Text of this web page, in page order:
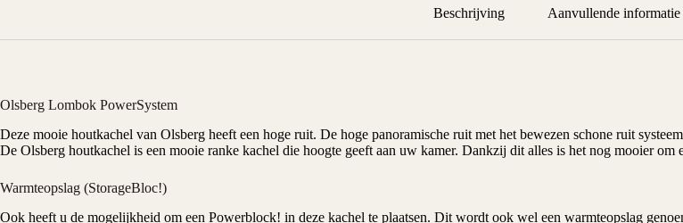
Beschrijving Aanvullende informatie
Olsberg Lombok PowerSystem
Deze mooie houtkachel van Olsberg heeft een hoge ruit. De hoge panoramische ruit met het bewezen schone ruit
De Olsberg houtkachel is een mooie ranke kachel die hoogte geeft aan uw kamer. Dankzij dit alles is het nog mooier
Warmteopslag (StorageBloc!)
Ook heeft u de mogelijkheid om een Powerblock! in deze kachel te plaatsen. Dit wordt ook wel een warmteopslag